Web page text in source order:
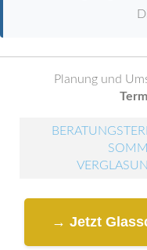
Planung und
→ Jetzt